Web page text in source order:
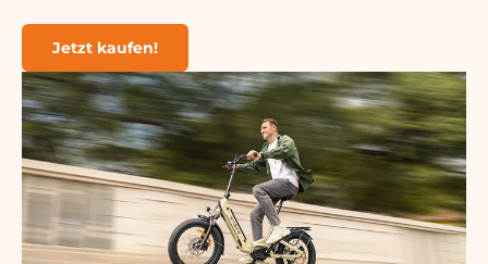
Community
Support
Jetzt kaufen!